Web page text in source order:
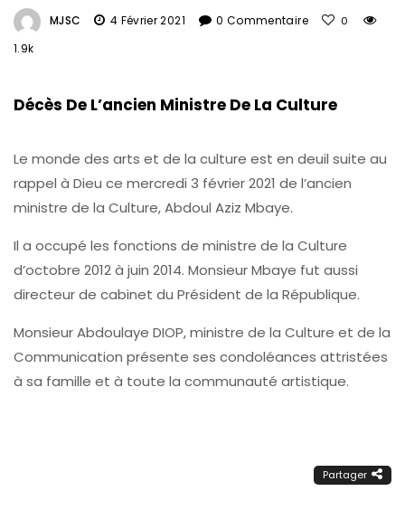
MJSC 4 Février 2021 0 Commentaire 0
1.9k
Décès De L’ancien Ministre De La Culture
Le monde des arts et de la culture est en deuil suite au
rappel à Dieu ce mercredi 3 février 2021 de l’ancien
ministre de la Culture, Abdoul Aziz Mbaye.
Il a occupé les fonctions de ministre de la Culture
d’octobre 2012 à juin 2014. Monsieur Mbaye fut aussi
directeur de cabinet du Président de la République.
Monsieur Abdoulaye DIOP, ministre de la Culture et de la
Communication présente ses condoléances attristées
à sa famille et à toute la communauté artistique.
Partager